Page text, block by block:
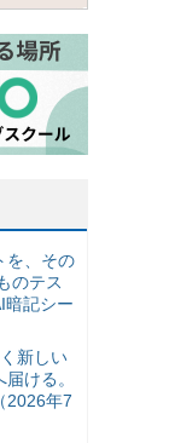
を、その
のテス
暗記シー
新しい
ける。
2026年7